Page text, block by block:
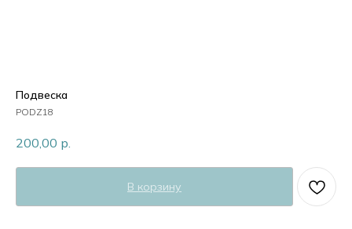
Пластик
Перламутр
Камни
Подвеска
PODZ18
200,00 р.
В корзину